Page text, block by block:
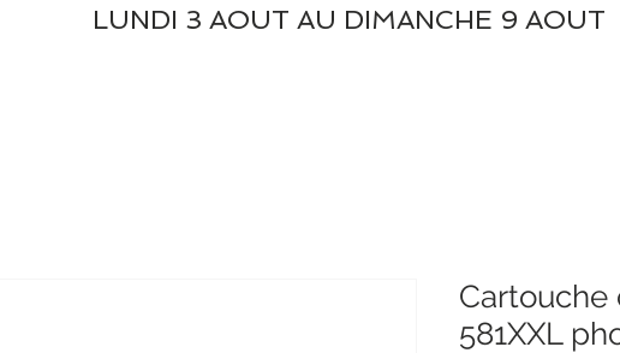
LUNDI 3 AOUT AU DIMANCHE 9 AOUT
Cartouche
581XXL